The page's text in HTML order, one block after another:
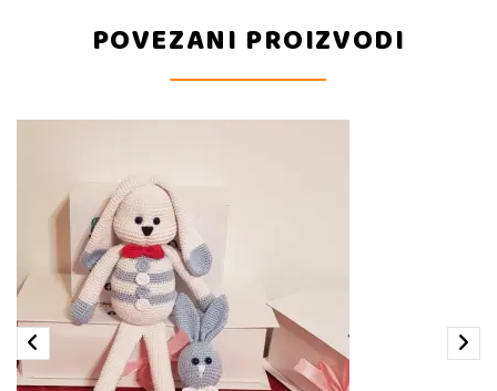
POVEZANI PROIZVODI